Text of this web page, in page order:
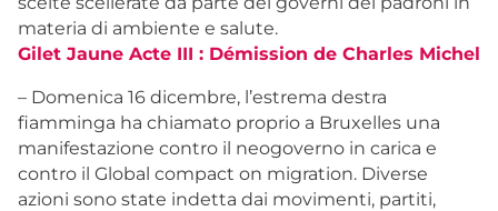
materia di ambiente e salute.
Gilet Jaune Acte III : Démission de Charles Michel
– Domenica 16 dicembre, l’estrema destra
fiamminga ha chiamato proprio a Bruxelles una
manifestazione contro il neogoverno in carica e
contro il Global compact on migration. Diverse
azioni sono state indetta dai movimenti, partiti,